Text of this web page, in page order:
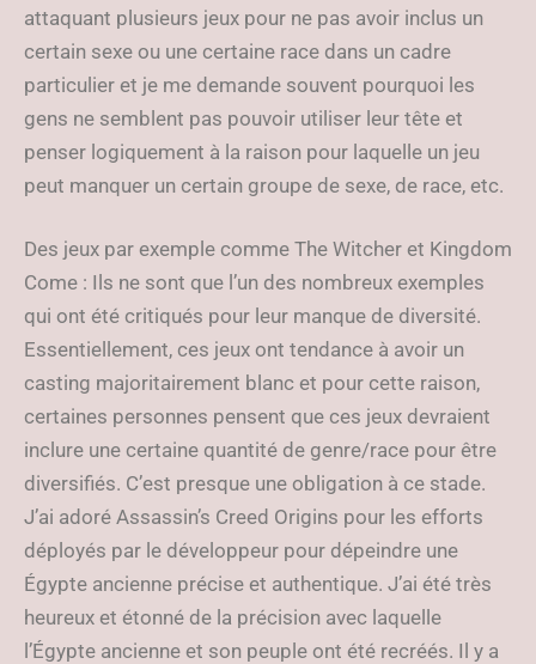
attaquant plusieurs jeux pour ne pas avoir inclus un
certain sexe ou une certaine race dans un cadre
particulier et je me demande souvent pourquoi les
gens ne semblent pas pouvoir utiliser leur tête et
penser logiquement à la raison pour laquelle un jeu
peut manquer un certain groupe de sexe, de race, etc.
Des jeux par exemple comme The Witcher et Kingdom
Come : Ils ne sont que l’un des nombreux exemples
qui ont été critiqués pour leur manque de diversité.
Essentiellement, ces jeux ont tendance à avoir un
casting majoritairement blanc et pour cette raison,
certaines personnes pensent que ces jeux devraient
inclure une certaine quantité de genre/race pour être
diversifiés. C’est presque une obligation à ce stade.
J’ai adoré Assassin’s Creed Origins pour les efforts
déployés par le développeur pour dépeindre une
Égypte ancienne précise et authentique. J’ai été très
heureux et étonné de la précision avec laquelle
l’Égypte ancienne et son peuple ont été recréés. Il y a